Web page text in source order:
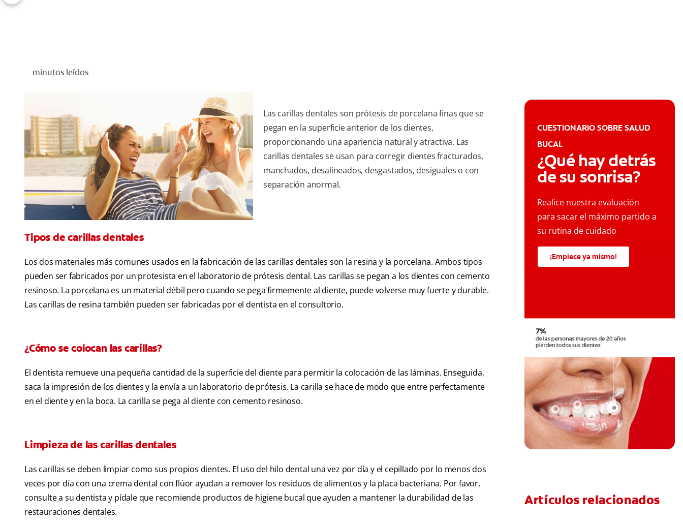
minutos leídos
Las carillas dentales son prótesis de porcelana finas que se
pegan en la superficie anterior de los dientes,
proporcionando una apariencia natural y atractiva. Las
carillas dentales se usan para corregir dientes fracturados,
manchados, desalineados, desgastados, desiguales o con
separación anormal.
Tipos de carillas dentales
Los dos materiales más comunes usados en la fabricación de las carillas dentales son la resina y la porcelana. Ambos tipos
pueden ser fabricados por un protesista en el laboratorio de prótesis dental. Las carillas se pegan a los dientes con cemento
resinoso. La porcelana es un material débil pero cuando se pega firmemente al diente, puede volverse muy fuerte y durable.
Las carillas de resina también pueden ser fabricadas por el dentista en el consultorio.
¿Cómo se colocan las carillas?
El dentista remueve una pequeña cantidad de la superficie del diente para permitir la colocación de las láminas. Enseguida,
saca la impresión de los dientes y la envía a un laboratorio de prótesis. La carilla se hace de modo que entre perfectamente
en el diente y en la boca. La carilla se pega al diente con cemento resinoso.
Limpieza de las carillas dentales
Las carillas se deben limpiar como sus propios dientes. El uso del hilo dental una vez por día y el cepillado por lo menos dos
veces por día con una crema dental con flúor ayudan a remover los residuos de alimentos y la placa bacteriana. Por favor,
consulte a su dentista y pídale que recomiende productos de higiene bucal que ayuden a mantener la durabilidad de las
restauraciones dentales.
CUESTIONARIO SOBRE SALUD
BUCAL
¿Qué hay detrás
de su sonrisa?
Realice nuestra evaluación
para sacar el máximo partido a
su rutina de cuidado
¡Empiece ya mismo!
Artículos relacionados